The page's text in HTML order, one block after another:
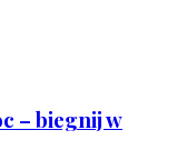
– biegnij w